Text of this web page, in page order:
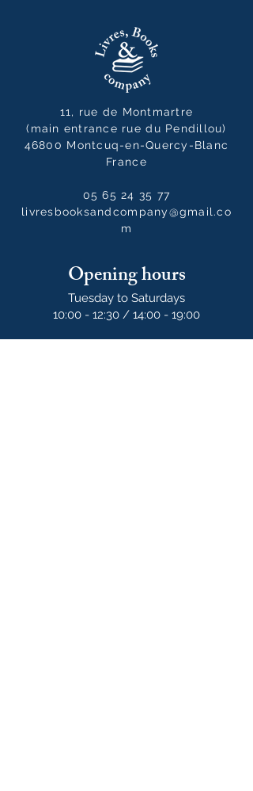
11, rue de Montmartre
(main entrance rue du Pendillou)
46800 Montcuq-en-Quercy-Blanc
France
05 65 24 35 77
livresbooksandcompany@gmail.co
m
Opening hours
Tuesday to Saturdays
10:00 - 12:30 / 14:00 - 19:00